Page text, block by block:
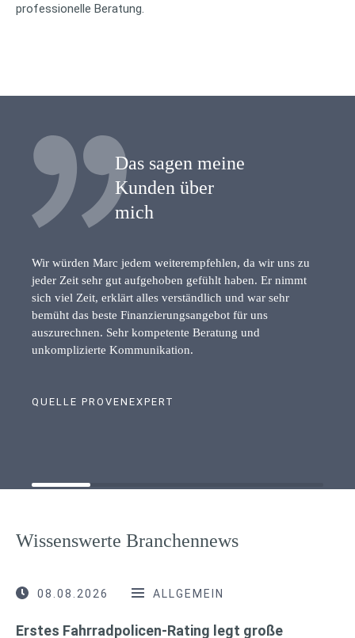
professionelle Beratung.
Das sagen meine
Kunden über
mich
Wir würden Marc jedem weiterempfehlen, da wir uns zu
jeder Zeit sehr gut aufgehoben gefühlt haben. Er nimmt
sich viel Zeit, erklärt alles verständlich und war sehr
bemüht das beste Finanzierungsangebot für uns
auszurechnen. Sehr kompetente Beratung und
unkomplizierte Kommunikation.
QUELLE PROVENEXPERT
Wissenswerte Branchennews
08.08.2026 ALLGEMEIN
Erstes Fahrradpolicen-Rating legt große